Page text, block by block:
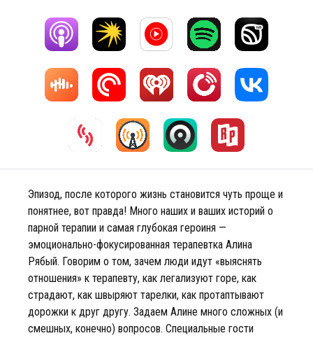
Эпизод, после которого жизнь становится чуть проще и
понятнее, вот правда! Много наших и ваших историй о
парной терапии и самая глубокая героиня —
эмоционально-фокусированная терапевтка Алина
Рябый. Говорим о том, зачем люди идут «выяснять
отношения» к терапевту, как легализуют горе, как
страдают, как швыряют тарелки, как протаптывают
дорожки к друг другу. Задаем Алине много сложных (и
смешных, конечно) вопросов. Специальные гости